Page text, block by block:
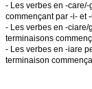
- Les verbes en -
commençant par -i- et
- Les verbes en -
terminaisons
- Les verbes en -iare
terminaison